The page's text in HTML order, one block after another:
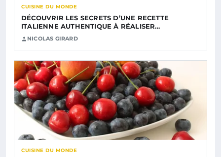
CUISINE DU MONDE
DÉCOUVRIR LES SECRETS D’UNE RECETTE
ITALIENNE AUTHENTIQUE À RÉALISER…
NICOLAS GIRARD
CUISINE DU MONDE